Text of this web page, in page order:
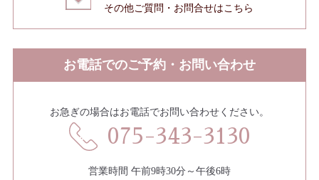
その他ご質問・お問合せはこちら
お電話でのご予約・お問い合わせ
お急ぎの場合はお電話でお問い合わせください。
075-343-3130
営業時間 午前9時30分～午後6時